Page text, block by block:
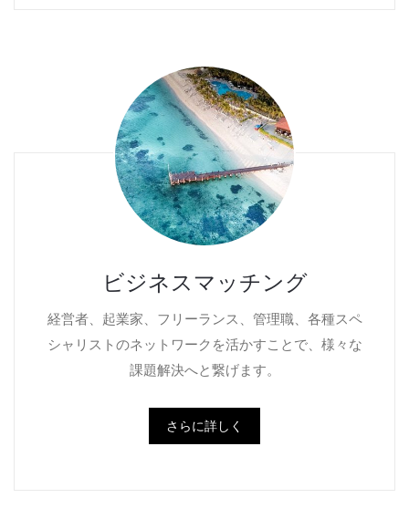
ビジネスマッチング
経営者、起業家、フリーランス、管理職、各種スペ
シャリストのネットワークを活かすことで、様々な
課題解決へと繋げます。
さらに詳しく